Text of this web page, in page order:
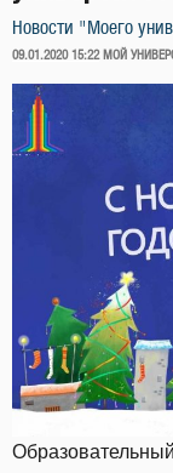
Новости "Моего
ОПУБЛИКОВАНО
09.01.2020 15:22 МОЙ